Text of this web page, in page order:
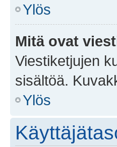
Ylös
Mitä ovat
Viestiketjujen
sisältöä.
Ylös